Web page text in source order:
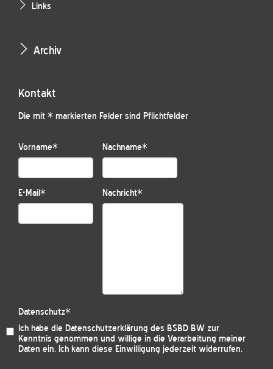
Links
Archiv
Kontakt
Die mit * markierten Felder sind Pflichtfelder
Vorname* Nachname*
E-Mail* Nachricht*
Datenschutz*
Ich habe die Datenschutzerklärung des BSBD BW zur
Kenntnis genommen und willige in die Verarbeitung meiner
Daten ein. Ich kann diese Einwilligung jederzeit widerrufen.